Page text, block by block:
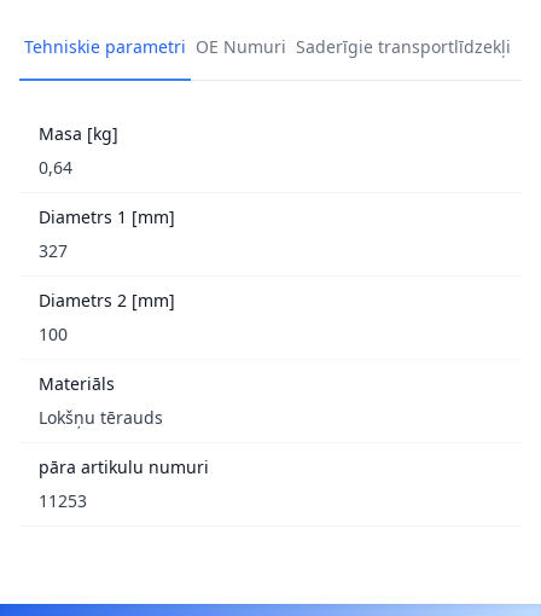
Tehniskie parametri OE Numuri Saderīgie transportlīdzekļi
Masa [kg]
0,64
Diametrs 1 [mm]
327
Diametrs 2 [mm]
100
Materiāls
Lokšņu tērauds
pāra artikulu numuri
11253